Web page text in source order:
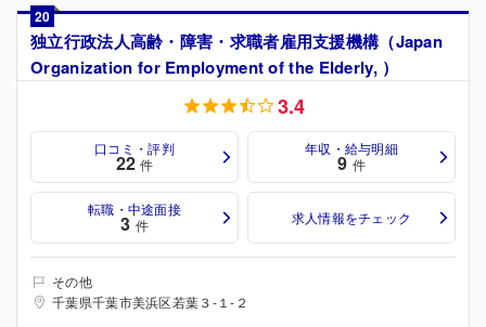
20
独立行政法人高齢・障害・求職者雇用支援機構（Japan
Organization for Employment of the Elderly, ）
3.4
口コミ・評判
22 件
年収・給与明細
9 件
転職・中途面接
3 件 求人情報をチェック
その他
千葉県千葉市美浜区若葉３-１-２